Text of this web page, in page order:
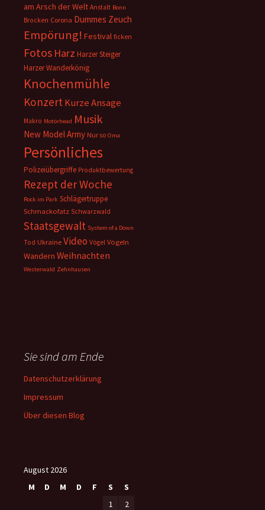
am Arsch der Welt Anstalt Bonn
Brocken Corona Dummes Zeuch
Empörung! Festival ficken
Fotos Harz Harzer Steiger
Harzer Wanderkönig
Knochenmühle
KonzertKurze Ansage
Makro Motörhead Musik
New Model Army Nur so Oma
Persönliches
Polizeiübergriffe Produktbewertung
Rezept der Woche
Rock im Park Schlägertruppe
Schmackofatz Schwarzwald
Staatsgewalt System of a Down
Tod Ukraine Video Vögel Vögeln
Wandern Weihnachten
Westerwald Zehnhausen
Sie sind am Ende
Datenschutzerklärung
Impressum
Über diesen Blog
August 2026
M
D M D F S
S
1
2